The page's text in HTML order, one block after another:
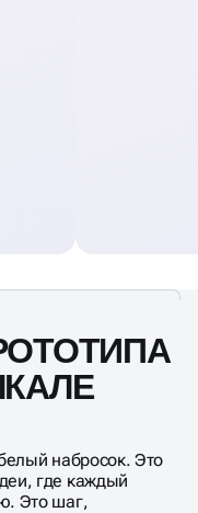
набросок. Это
где каждый
Это шаг,